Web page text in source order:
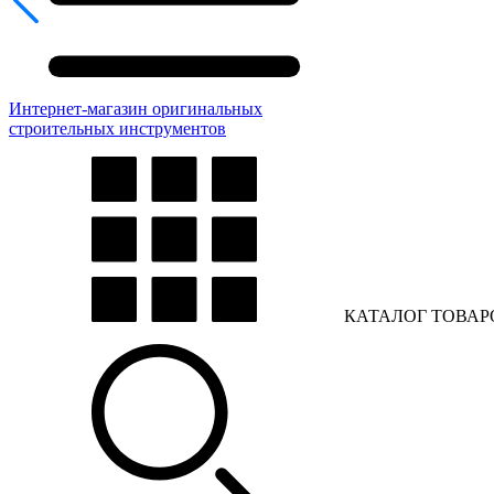
Интернет-магазин оригинальных
строительных инструментов
КАТАЛОГ